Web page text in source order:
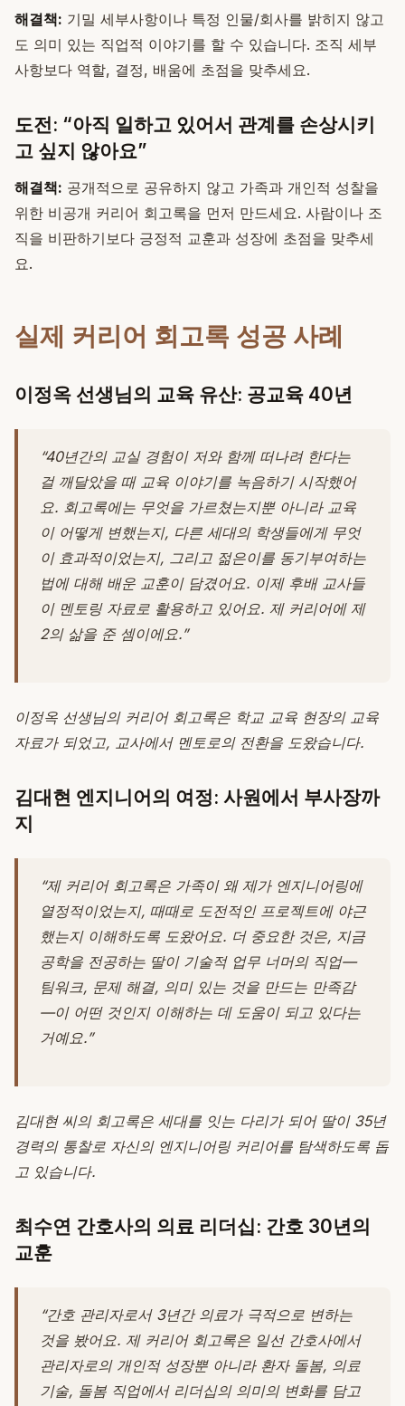
해결책: 기밀 세부사항이나 특정 인물/회사를 밝히지 않고
도 의미 있는 직업적 이야기를 할 수 있습니다. 조직 세부
사항보다 역할, 결정, 배움에 초점을 맞추세요.
도전: “아직 일하고 있어서 관계를 손상시키
고 싶지 않아요”
해결책: 공개적으로 공유하지 않고 가족과 개인적 성찰을
위한 비공개 커리어 회고록을 먼저 만드세요. 사람이나 조
직을 비판하기보다 긍정적 교훈과 성장에 초점을 맞추세
요.
실제 커리어 회고록 성공 사례
이정옥 선생님의 교육 유산: 공교육 40년
“40년간의 교실 경험이 저와 함께 떠나려 한다는
걸 깨달았을 때 교육 이야기를 녹음하기 시작했어
요. 회고록에는 무엇을 가르쳤는지뿐 아니라 교육
이 어떻게 변했는지, 다른 세대의 학생들에게 무엇
이 효과적이었는지, 그리고 젊은이를 동기부여하는
법에 대해 배운 교훈이 담겼어요. 이제 후배 교사들
이 멘토링 자료로 활용하고 있어요. 제 커리어에 제
2의 삶을 준 셈이에요.”
이정옥 선생님의 커리어 회고록은 학교 교육 현장의 교육
자료가 되었고, 교사에서 멘토로의 전환을 도왔습니다.
김대현 엔지니어의 여정: 사원에서 부사장까
지
“제 커리어 회고록은 가족이 왜 제가 엔지니어링에
열정적이었는지, 때때로 도전적인 프로젝트에 야근
했는지 이해하도록 도왔어요. 더 중요한 것은, 지금
공학을 전공하는 딸이 기술적 업무 너머의 직업—
팀워크, 문제 해결, 의미 있는 것을 만드는 만족감
—이 어떤 것인지 이해하는 데 도움이 되고 있다는
거예요.”
김대현 씨의 회고록은 세대를 잇는 다리가 되어 딸이 35년
경력의 통찰로 자신의 엔지니어링 커리어를 탐색하도록 돕
고 있습니다.
최수연 간호사의 의료 리더십: 간호 30년의
교훈
“간호 관리자로서 3년간 의료가 극적으로 변하는
것을 봤어요. 제 커리어 회고록은 일선 간호사에서
관리자로의 개인적 성장뿐 아니라 환자 돌봄, 의료
기술, 돌봄 직업에서 리더십의 의미의 변화를 담고